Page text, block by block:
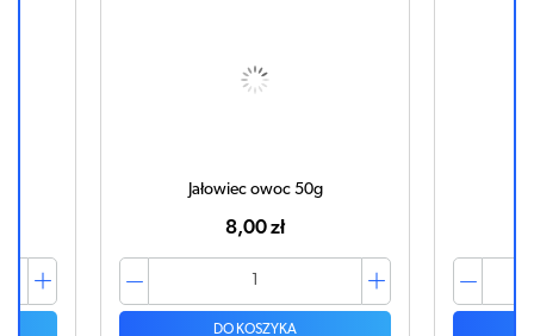
Jałowiec owoc 50g
8,00 zł
DO KOSZYKA